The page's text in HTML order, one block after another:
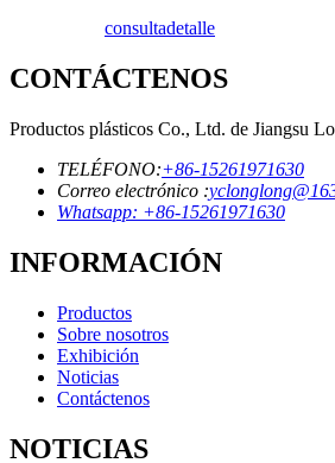
consultadetalle
CONTÁCTENOS
Productos plásticos Co., Ltd. de Jiangsu
TELÉFONO:+86-15261971630
Correo electrónico :
Whatsapp: +86-15261971630
INFORMACIÓN
Productos
Sobre nosotros
Exhibición
Noticias
Contáctenos
NOTICIAS